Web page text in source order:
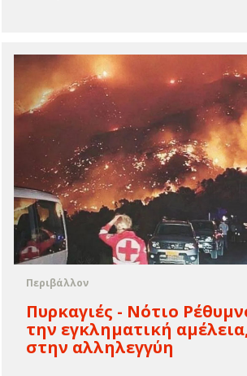
Περιβάλλον
Πυρκαγιές - Νότιο
την εγκληματική
στην αλληλεγγύη